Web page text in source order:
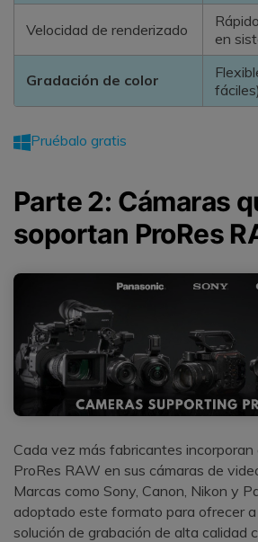
Velocidad de renderizado
en
Gradación de color
fáciles)
Pruébalo gratis
Parte 2: Cámaras
soportan ProRes
Cada vez más fabricantes incorporan
ProRes RAW en sus cámaras de
Marcas como Sony, Canon, Nikon y
adoptado este formato para ofrecer
solución de grabación de alta calidad